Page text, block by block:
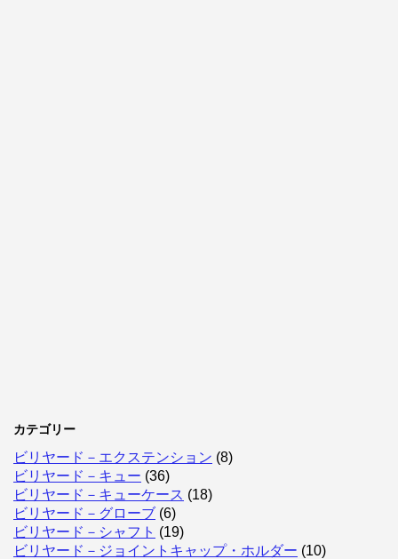
カテゴリー
ビリヤード－エクステンション (8)
ビリヤード－キュー (36)
ビリヤード－キューケース (18)
ビリヤード－グローブ (6)
ビリヤード－シャフト (19)
ビリヤード－ジョイントキャップ・ホルダー (10)